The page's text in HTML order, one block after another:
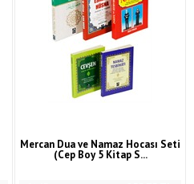
Mercan Dua ve Namaz Hocası Seti
(Cep Boy 5 Kitap S...